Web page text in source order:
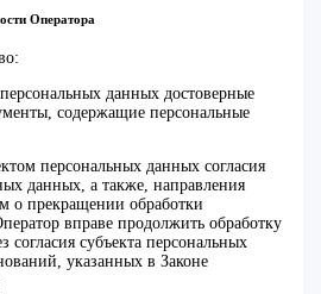
Оператора
данных достоверные
содержащие персональные
персональных данных согласия
данных, а также, направления
о прекращении обработки
вправе продолжить обработку
согласия субъекта персональных
указанных в Законе